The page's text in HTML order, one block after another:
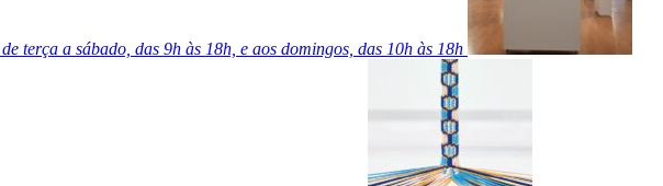
terça a sábado, das 9h às 18h, e aos domingos, das 10h às 18h